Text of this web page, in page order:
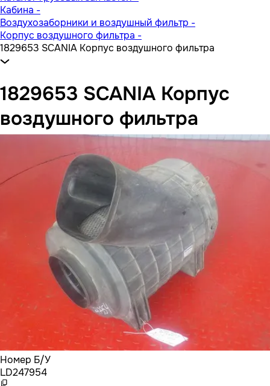
Кабина -
Воздухозаборники и воздушный фильтр -
Корпус воздушного фильтра -
1829653 SCANIA Корпус воздушного фильтра
1829653 SCANIA Корпус
воздушного фильтра
Номер Б/У
LD247954